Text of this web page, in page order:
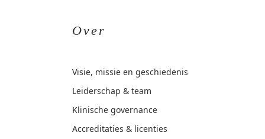
Over
Visie, missie en geschiedenis
Leiderschap & team
Klinische governance
Accreditaties & licenties